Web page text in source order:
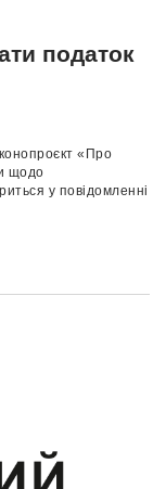
податок
«Про
щодо
у повідомленні